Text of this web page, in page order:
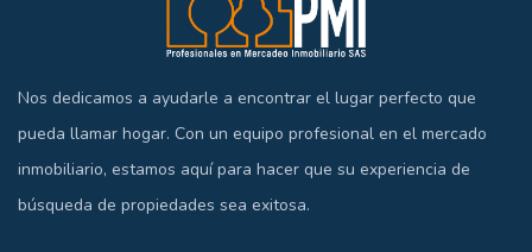
Nos dedicamos a ayudarle a encontrar el lugar perfecto que
pueda llamar hogar. Con un equipo profesional en el mercado
inmobiliario, estamos aquí para hacer que su experiencia de
búsqueda de propiedades sea exitosa.